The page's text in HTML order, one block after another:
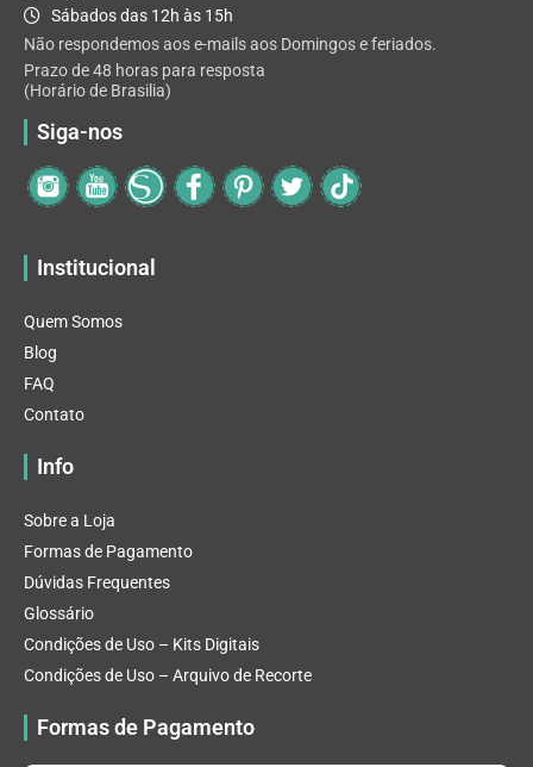
Sábados das 12h às 15h
Não respondemos aos e-mails aos Domingos e feriados.
Prazo de 48 horas para resposta
(Horário de Brasilia)
Siga-nos
Institucional
Quem Somos
Blog
FAQ
Contato
Info
Sobre a Loja
Formas de Pagamento
Dúvidas Frequentes
Glossário
Condições de Uso – Kits Digitais
Condições de Uso – Arquivo de Recorte
Formas de Pagamento